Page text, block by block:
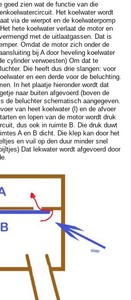
goed zien wat de functie van die
Het koelwater wordt
via de wierpot en de koelwaterpomp
hete koelwater verlaat de motor en
met de uitlaatgassen. Dat is
Omdat de motor zich onder de
bij A door heveling koelwater
cylinder verwoesten) Om dat te
Die heeft dus drie slangen: voor
en een derde voor de beluchting.
.
In het plaatje hieronder wordt dat
naar buiten afgevoerd (boven de
de beluchter schematisch aangegeven.
van heet koelwater (l) en de afvoer
en lopen van de motor wordt druk
dus ook in ruimte B. Die druk duwt
A en B dicht. Die klep kan door het
en vuil op den duur minder snel
Dat lekwater wordt afgevoerd door